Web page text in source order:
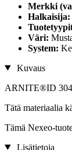
Merkki
Halkaisija:
Väri:
System:
Kuvaus
ARNITE®ID
Tätä materiaalia
Tämä Nexeo-
Lisätietoja